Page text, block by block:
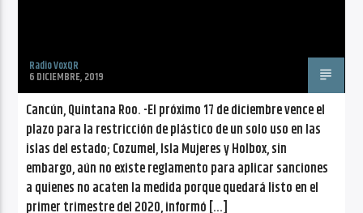
Radio VoxQR
Radio VoxQR
6 DICIEMBRE, 2019
Cancún, Quintana Roo. -El próximo 17 de diciembre vence el
plazo para la restricción de plástico de un solo uso en las
islas del estado; Cozumel, Isla Mujeres y Holbox, sin
embargo, aún no existe reglamento para aplicar sanciones
a quienes no acaten la medida porque quedará listo en el
primer trimestre del 2020, informó […]